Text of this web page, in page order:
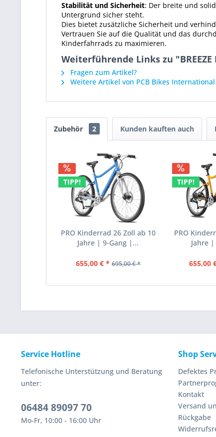
Stabilität und Sicherheit: Der breite und
Untergrund sicher steht.
Dies bietet zusätzliche Sicherheit und
Vertrauen Sie auf die Qualität und das
Kinderfahrrads zu maximieren.
Weiterführende Links zu "BREEZE
Fragen zum Artikel?
Weitere Artikel von PCB Bikes
Zubehör 2 Kunden kauften auch
TIPP!
PRO Kinderrad 26 Zoll ab 10
Jahre | 9-Gang |...
655,00 € * 695,00 € *
TIPP!
PRO
Jahre
655,00
Service Hotline
Telefonische Unterstützung und Beratung
unter:
06484 89097 70
Mo-Fr, 10:00 - 16:00 Uhr
Shop
Defektes
Kontakt
Versand
Rückgabe